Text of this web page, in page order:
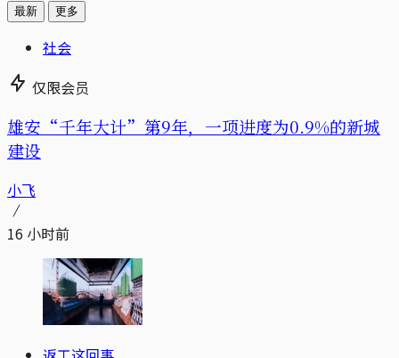
最新 更多
社会
仅限会员
雄安“千年大计”第9年，一项进度为0.9%的新城
建设
小飞
16 小时前